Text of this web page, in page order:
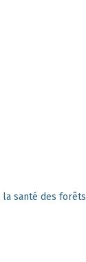
santé des forêts